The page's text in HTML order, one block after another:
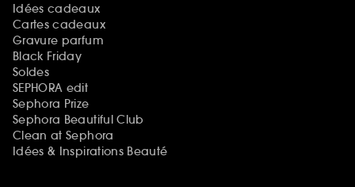
Idées cadeaux
Cartes cadeaux
Gravure parfum
Black Friday
Soldes
SEPHORA edit
Sephora Prize
Sephora Beautiful Club
Clean at Sephora
Idées & Inspirations Beauté